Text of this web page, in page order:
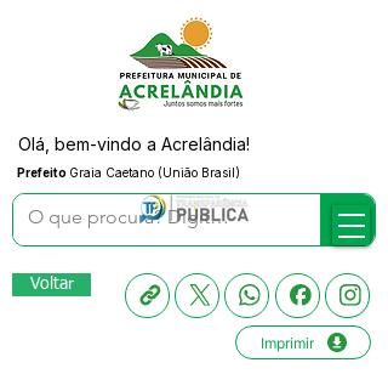
Prefeito Graia Caetano (União Brasil)
Olá, bem-vindo a Acrelândia!
Voltar
Imprimir